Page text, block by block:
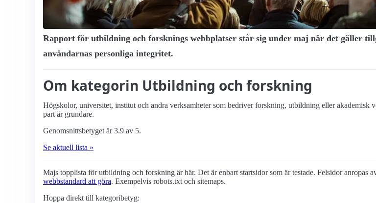
Rapport för utbildning och forsknings webbplatser står sig under maj när det gäller
användarnas personliga integritet.
Om kategorin Utbildning och forskning
Högskolor, universitet, institut och andra verksamheter som bedriver forskning, utbildning eller akademisk
part är grundare.
Genomsnittsbetyget är 3.9 av 5.
Se aktuell lista »
Majs topplista för utbildning och forskning är här. Det är enbart startsidor som är testade. Felsidor anropas
webbstandard att göra. Exempelvis robots.txt och sitemaps.
Hoppa direkt till kategoribetyg: